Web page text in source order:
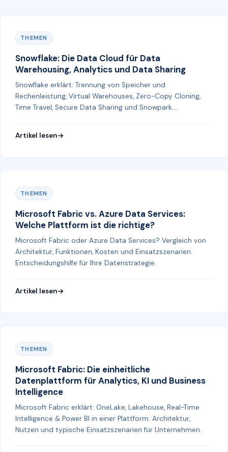
THEMEN
Snowflake: Die Data Cloud für Data
Warehousing, Analytics und Data Sharing
Snowflake erklärt: Trennung von Speicher und
Rechenleistung, Virtual Warehouses, Zero-Copy Cloning,
Time Travel, Secure Data Sharing und Snowpark.
Artikel lesen
THEMEN
Microsoft Fabric vs. Azure Data Services:
Welche Plattform ist die richtige?
Microsoft Fabric oder Azure Data Services? Vergleich von
Architektur, Funktionen, Kosten und Einsatzszenarien.
Entscheidungshilfe für Ihre Datenstrategie.
Artikel lesen
THEMEN
Microsoft Fabric: Die einheitliche
Datenplattform für Analytics, KI und Business
Intelligence
Microsoft Fabric erklärt: OneLake, Lakehouse, Real-Time
Intelligence & Power BI in einer Plattform. Architektur,
Nutzen und typische Einsatzszenarien für Unternehmen.